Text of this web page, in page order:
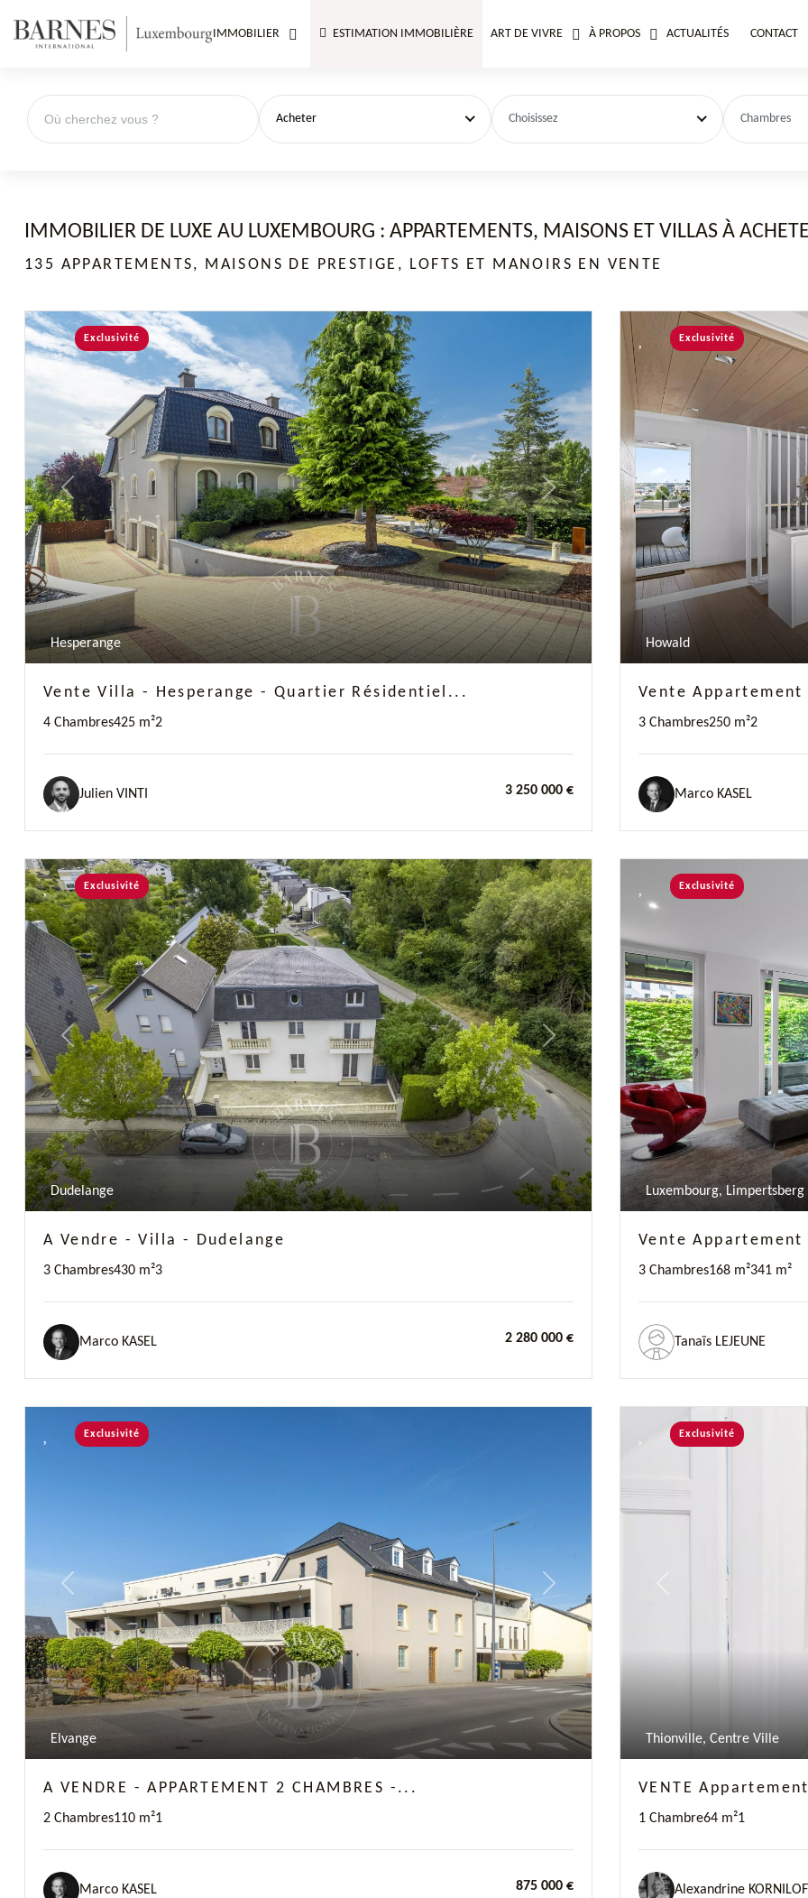
IMMOBILIER ESTIMATION IMMOBILIÈRE ART DE VIVRE À PROPOS ACTUALITÉS CONTACT
Acheter Choisissez Chambres
IMMOBILIER DE LUXE AU LUXEMBOURG : APPARTEMENTS, MAISONS ET VILLAS À
135 APPARTEMENTS, MAISONS DE PRESTIGE, LOFTS ET MANOIRS EN VENTE
Previous Next
Exclusivité
Hesperange
Vente Villa - Hesperange - Quartier Résidentiel...
4 Chambres425 m²2
Julien VINTI 3 250 000 €
Previous
Exclusivité
Howald
Vente
3 Chambres250 m²2
Marco KASEL
Previous Next
Exclusivité
Dudelange
A Vendre - Villa - Dudelange
3 Chambres430 m²3
Marco KASEL 2 280 000 €
Previous
Exclusivité
Luxembourg, Limpertsberg
Vente
3 Chambres168 m²341 m²
Tanaïs LEJEUNE
Previous Next
Exclusivité
Elvange
A VENDRE - APPARTEMENT 2 CHAMBRES -...
2 Chambres110 m²1
Marco KASEL 875 000 €
Exclusivité
Thionville, Centre Ville
VENTE
1 Chambre64 m²1
Alexandrine